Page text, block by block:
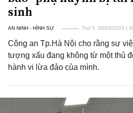
sinh
AN NINH - HÌNH SỰ Thứ 5, 30/03/2023 |
Công an Tp.Hà Nội cho rằng sự
tượng xấu đang không từ một thủ
hành vi lừa đảo của mình.